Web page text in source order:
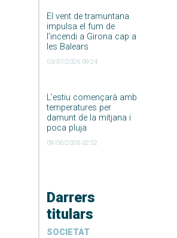
El vent de tramuntana
impulsa el fum de
l’incendi a Girona cap a
les Balears
03/07/2026 09:24
L’estiu començarà amb
temperatures per
damunt de la mitjana i
poca pluja
09/06/2026 02:52
Darrers
titulars
SOCIETAT